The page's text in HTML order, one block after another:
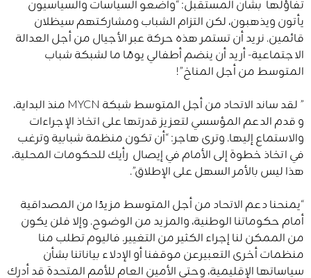
تفاؤلها بشأن المستقبل: “واضعو السياسات والسياسيون
يأتون ويذهبون، لكن التزام الشباب ومشاركتهم سيظلان
قائمين. نريد أن تستمر هذه حركة عبر الأجيال من أجل العدالة
الاجتماعية- أريد أن ينضم أطفالي يومًا ما لشبكة شباب
المتوسط من أجل المناخ”!
” لقد ساند الاتحاد من أجل المتوسط ​​شبكة MYCN منذ البداية،
و قدم الدعم المؤسسي لتعزيز قدرتها على اتخاذ الإجراءات
والاستماع إليها. وترى هاجر: “أن تكون منظمة شبابية وترغب
في اتخاذ خطوة إلى الأمام في إيصال رأيك للحكومات المحلية،
هذا ليس بالأمر السهل على الإطلاق”.
“يمنحنا دعم الاتحاد من أجل المتوسط ​​مزيدًا من المصداقية
أمام حكوماتنا الوطنية، والمزيد من الوضوح. وإلا فلن يكون
من الممكن لنا إجراء الكثير من التغيير. فاليوم تطلب منا
منظمات أخرى التعبيرعن موقفنا أو الإدلاء بياناتنا بشأن
سياساتها الإقليمية، وحتى الأمين العام للأمم المتحدة قد أدرك